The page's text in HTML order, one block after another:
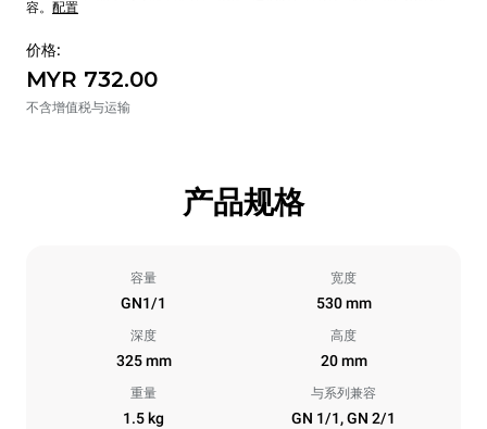
容。 配置
价格:
MYR 732.00
不含增值税与运输
产品规格
容量
GN1/1
宽度
530 mm
深度
325 mm
高度
20 mm
重量
1.5 kg
与系列兼容
GN 1/1, GN 2/1